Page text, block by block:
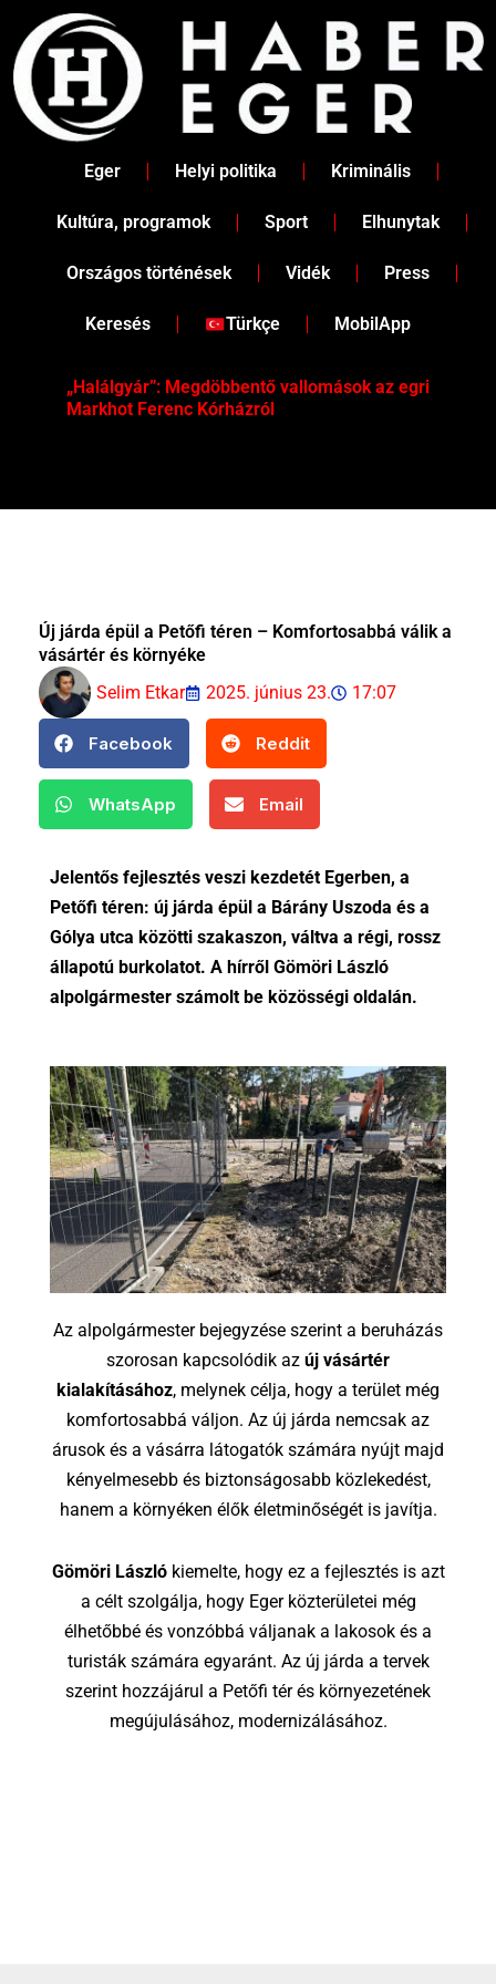
content
Eger Helyi politika Kriminális
Kultúra, programok Sport Elhunytak
Országos történések Vidék Press
Keresés Türkçe MobilApp
„Halálgyár”: Megdöbbentő vallomások az egri
Markhot Ferenc Kórházról
Új járda épül a Petőfi téren – Komfortosabbá válik a
vásártér és környéke
Selim Etkar
2025. június 23. 17:07
Facebook Reddit
WhatsApp Email
Jelentős fejlesztés veszi kezdetét Egerben, a
Petőfi téren: új járda épül a Bárány Uszoda és a
Gólya utca közötti szakaszon, váltva a régi, rossz
állapotú burkolatot. A hírről Gömöri László
alpolgármester számolt be közösségi oldalán.
Az alpolgármester bejegyzése szerint a beruházás
szorosan kapcsolódik az új vásártér
kialakításához, melynek célja, hogy a terület még
komfortosabbá váljon. Az új járda nemcsak az
árusok és a vásárra látogatók számára nyújt majd
kényelmesebb és biztonságosabb közlekedést,
hanem a környéken élők életminőségét is javítja.
Gömöri Lászlókiemelte, hogy ez a fejlesztés is azt
a célt szolgálja, hogy Eger közterületei még
élhetőbbé és vonzóbbá váljanak a lakosok és a
turisták számára egyaránt. Az új járda a tervek
szerint hozzájárul a Petőfi tér és környezetének
megújulásához, modernizálásához.